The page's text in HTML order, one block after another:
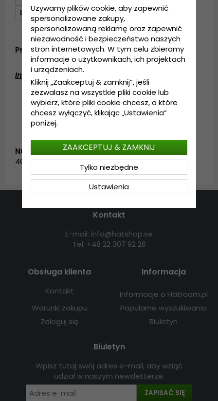
Lista obserwowanych
Produktbeskrivning
Informacje szczegółowe:
Kompozycja: 80% Angora, 20% Nylon
Wyprodukowano w Chinach
Numer artykułu:
4060.brown
Kontakt
E-mail: info@hatshop.se
Tel: +48 22 307 92 26
Obsługa klienta
Kontakt
Warunki zakupu
Zaloguj się
Informacja
Informacje o Hatroom.pl
Popularne wyszukiwania
Biuletyn
Biuletyn
Wpisz tutaj swój adres e-mail, aby wziąć
udział w naszym newsletterze.
ZAPISAĆ SIĘ
Używamy plików cookie, aby zapewnić
spersonalizowane zakupy,
spersonalizowaną reklamę oraz zapewnić
niezawodność i bezpieczeństwo naszych
stron internetowych. W tym celu zbieramy
informacje o użytkownikach, ich projektach
i urządzeniach.
Kliknij „Zaakceptuj & zamknij”, jeśli
zezwalasz na wszystkie pliki cookie lub
wybierz, które pliki cookie chcesz, a które
chcesz wyłączyć, klikając „Ustawienia”
poniżej.
Ustawienia
Tylko niezbędne
ZAAKCEPTUJ & ZAMKNIJ